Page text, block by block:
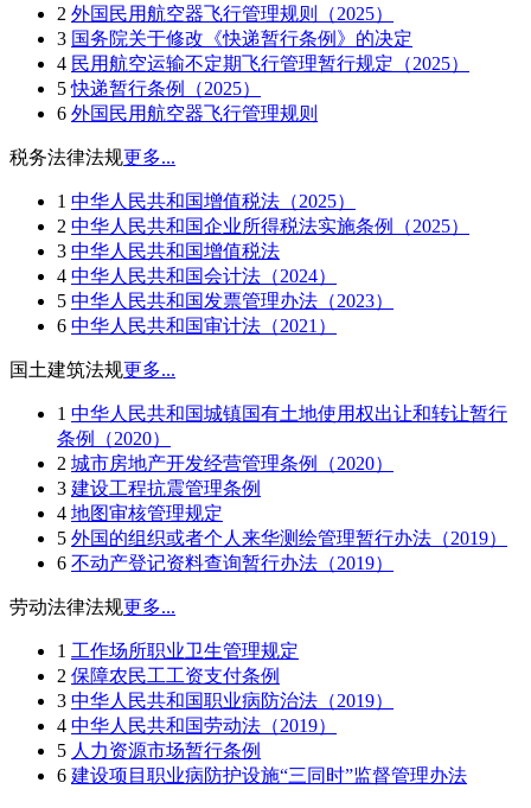
2 外国民用航空器飞行管理规则（2025）
3 国务院关于修改《快递暂行条例》的决定
4 民用航空运输不定期飞行管理暂行规定（2025）
5 快递暂行条例（2025）
6 外国民用航空器飞行管理规则
税务法律法规更多...
1 中华人民共和国增值税法（2025）
2 中华人民共和国企业所得税法实施条例（2025）
3 中华人民共和国增值税法
4 中华人民共和国会计法（2024）
5 中华人民共和国发票管理办法（2023）
6 中华人民共和国审计法（2021）
国土建筑法规更多...
1 中华人民共和国城镇国有土地使用权出让和转让暂行
条例（2020）
2 城市房地产开发经营管理条例（2020）
3 建设工程抗震管理条例
4 地图审核管理规定
5 外国的组织或者个人来华测绘管理暂行办法（2019）
6 不动产登记资料查询暂行办法（2019）
劳动法律法规更多...
1 工作场所职业卫生管理规定
2 保障农民工工资支付条例
3 中华人民共和国职业病防治法（2019）
4 中华人民共和国劳动法（2019）
5 人力资源市场暂行条例
6 建设项目职业病防护设施“三同时”监督管理办法